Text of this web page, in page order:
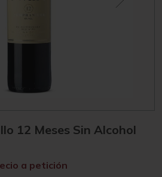
12 Meses Sin Alcohol
a petición